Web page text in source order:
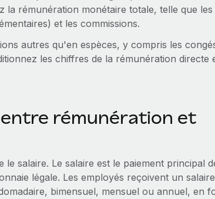
la rémunération monétaire totale, telle que les
et les commissions.
autres qu'en espèces, y compris les
les chiffres de la rémunération directe
rémunération et
salaire. Le salaire est le paiement principal
légale. Les employés reçoivent un
bimensuel, mensuel ou annuel, en